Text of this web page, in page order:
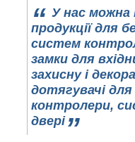
У нас
продукції для
систем
замки для
захисну і
дотягувачі
контролери,
двері